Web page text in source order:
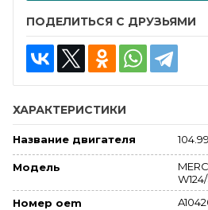
ПОДЕЛИТЬСЯ С ДРУЗЬЯМИ
ХАРАКТЕРИСТИКИ
Название двигателя
Модель
Номер oem